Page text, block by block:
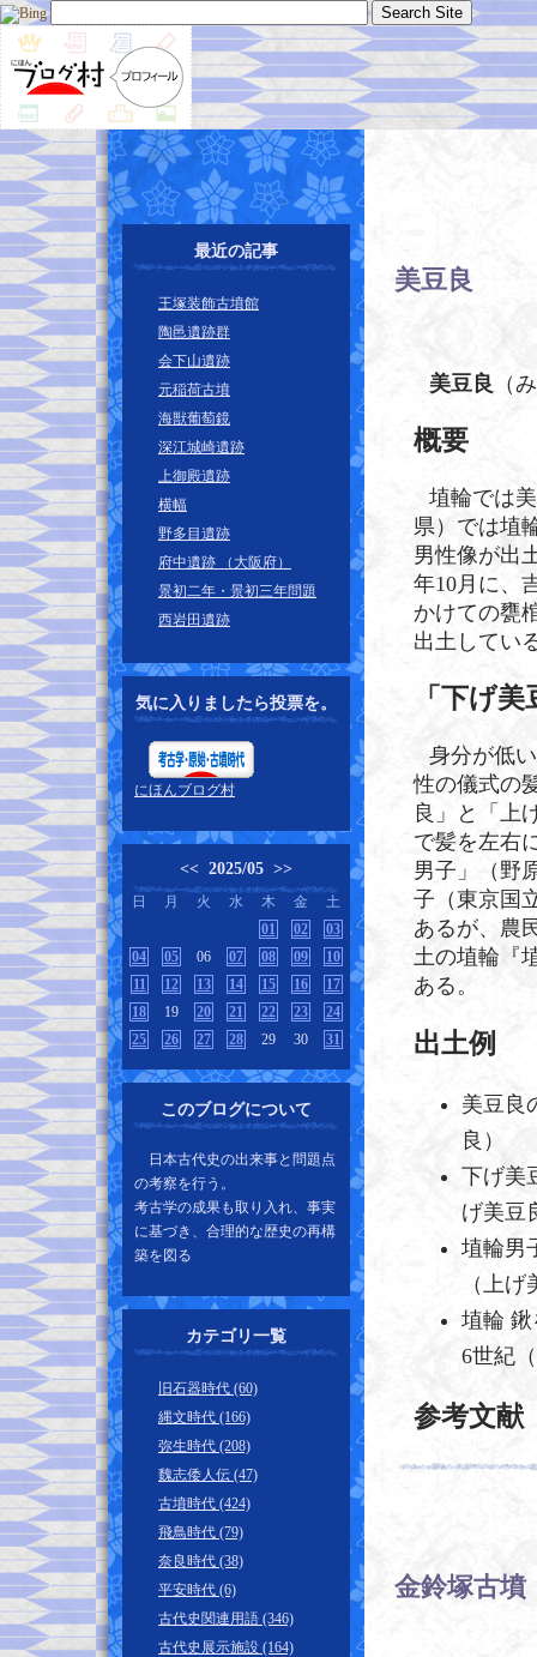
最近の記事
王塚装飾古墳館
陶邑遺跡群
会下山遺跡
元稲荷古墳
海獣葡萄鏡
深江城崎遺跡
上御殿遺跡
横幅
野多目遺跡
府中遺跡 （大阪府）
景初二年・景初三年問題
西岩田遺跡
気に入りましたら投票を。
にほんブログ村
<< 2025/05 >>
日 月 火 水 木 金
土
01
02
03
04
05 06 07 08 09
10
11
12 13 14 15 16
17
18
19 20 21 22 23
24
25
26 27 28 29 30 31
このブログについて
日本古代史の出来事と問題点
の考察を行う。
考古学の成果も取り入れ、事実
に基づき、合理的な歴史の再構
築を図る
カテゴリ一覧
旧石器時代 (60)
縄文時代 (166)
弥生時代 (208)
魏志倭人伝 (47)
古墳時代 (424)
飛鳥時代 (79)
奈良時代 (38)
平安時代 (6)
古代史関連用語 (346)
古代史展示施設 (164)
美豆良
美豆良 （
概要
埴輪では
県）では埴
男性像が出
年10月に、
かけての甕
出土してい
「下げ
身分が低
性の儀式の
良」と「上
で髪を左右
男子」（野
子（東京国
あるが、農
土の埴輪『
ある。
出土例
美豆良
良）
下げ美
げ美豆
埴輪男
（上
埴輪
6世紀
参考文献
金鈴塚古墳